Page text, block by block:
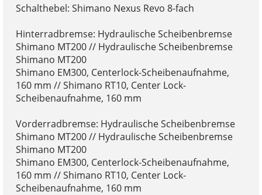
Schalthebel: Shimano Nexus Revo 8-fach
Hinterradbremse: Hydraulische Scheibenbremse
Shimano MT200 // Hydraulische Scheibenbremse
Shimano MT200
Shimano EM300, Centerlock-Scheibenaufnahme,
160 mm // Shimano RT10, Center Lock-
Scheibenaufnahme, 160 mm
Vorderradbremse: Hydraulische Scheibenbremse
Shimano MT200 // Hydraulische Scheibenbremse
Shimano MT200
Shimano EM300, Centerlock-Scheibenaufnahme,
160 mm // Shimano RT10, Center Lock-
Scheibenaufnahme, 160 mm